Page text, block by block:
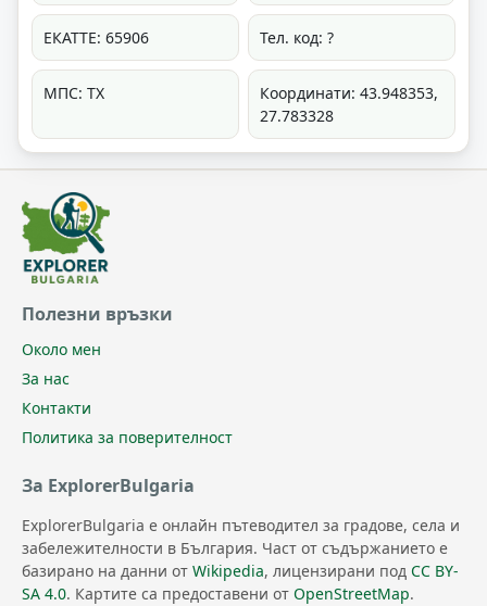
ЕКАТТЕ: 65906 Тел. код: ?
МПС: ТХ
Координати: 43.948353,
27.783328
Полезни връзки
Около мен
За нас
Контакти
Политика за поверителност
За ExplorerBulgaria
ExplorerBulgaria е онлайн пътеводител за градове, села и
забележителности в България. Част от съдържанието е
базирано на данни от Wikipedia, лицензирани под CC BY-
SA 4.0. Картите са предоставени от OpenStreetMap.